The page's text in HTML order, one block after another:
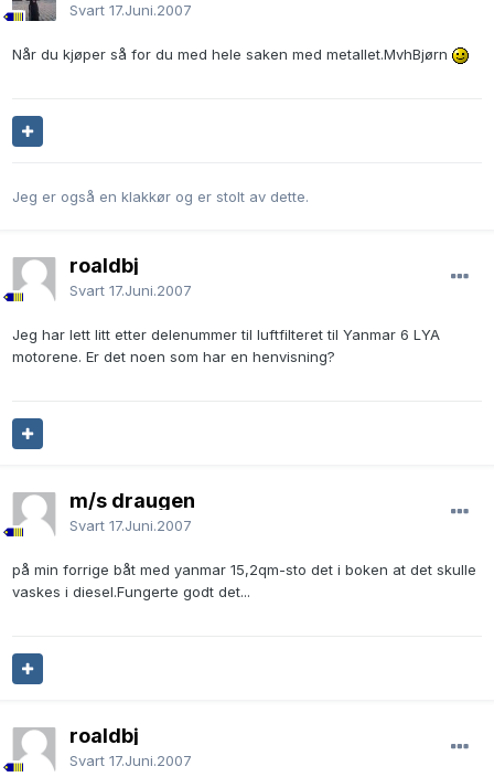
Svart 17.Juni.2007
Når du kjøper så for du med hele saken med metallet.MvhBjørn
Jeg er også en klakkør og er stolt av dette.
roaldbj
Svart 17.Juni.2007
Jeg har lett litt etter delenummer til luftfilteret til Yanmar 6 LYA
motorene. Er det noen som har en henvisning?
m/s draugen
Svart 17.Juni.2007
på min forrige båt med yanmar 15,2qm-sto det i boken at det skulle
vaskes i diesel.Fungerte godt det...
roaldbj
Svart 17.Juni.2007